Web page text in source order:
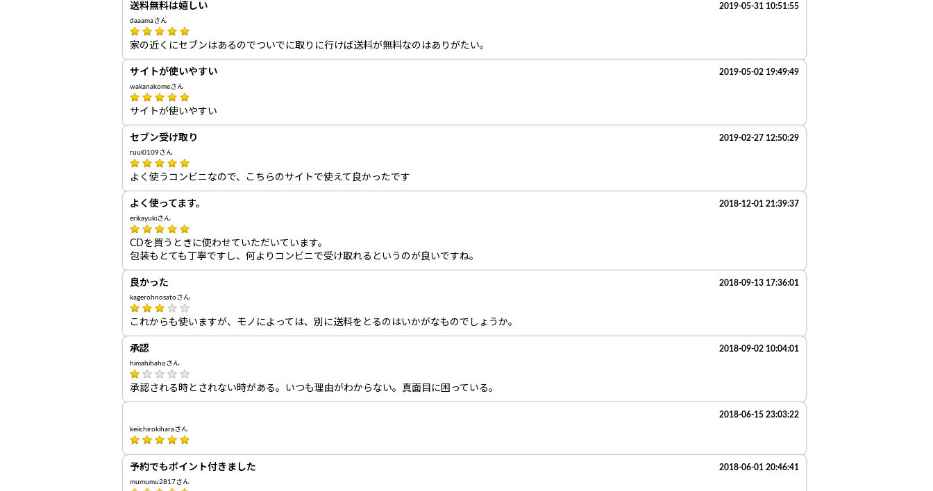
送料無料は嬉しい 2019-05-31 10:51:55
daaamaさん
家の近くにセブンはあるのでついでに取りに行けば送料が無料なのはありがたい。
サイトが使いやすい 2019-05-02 19:49:49
wakanakomeさん
サイトが使いやすい
セブン受け取り 2019-02-27 12:50:29
ruui0109さん
よく使うコンビニなので、こちらのサイトで使えて良かったです
よく使ってます。 2018-12-01 21:39:37
erikayukiさん
CDを買うときに使わせていただいています。
包装もとても丁寧ですし、何よりコンビニで受け取れるというのが良いですね。
良かった 2018-09-13 17:36:01
kagerohnosatoさん
これからも使いますが、モノによっては、別に送料をとるのはいかがなものでしょうか。
承認 2018-09-02 10:04:01
himahihahoさん
承認される時とされない時がある。いつも理由がわからない。真面目に困っている。
2018-06-15 23:03:22
keiichirokiharaさん
予約でもポイント付きました 2018-06-01 20:46:41
mumumu2817さん